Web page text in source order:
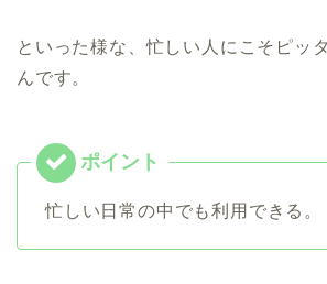
といった様な、忙しい人にこそピッ
んです。
忙しい日常の中でも利用できる。